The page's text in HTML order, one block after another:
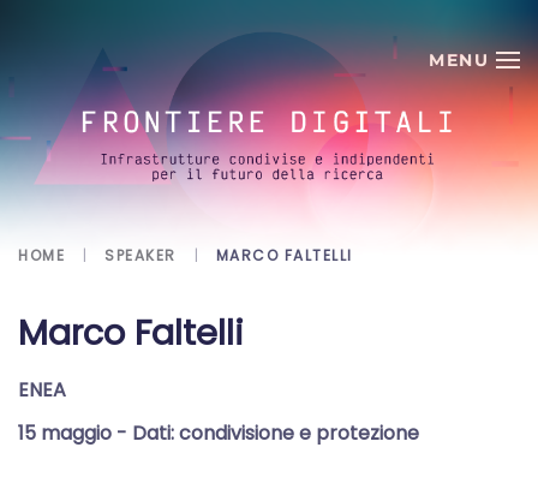
Skip to main content
HOME SPEAKER MARCO FALTELLI
Marco Faltelli
ENEA
15 maggio - Dati: condivisione e protezione